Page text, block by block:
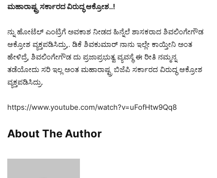
ಮಹಾರಾಷ್ಟ್ರ ಸರ್ಕಾರದ ವಿರುದ್ಧ ಆಕ್ರೋಶ..!
ನ್ನು ಹೋಟೆಲ್ ಎಂಟ್ರಿಗೆ ಅವಕಾಶ ನೀಡದ ಹಿನ್ನೆಲೆ ಶಾಸಕರಾದ ಶಿವಲಿಂಗೇಗೌಡ
ಆಕ್ರೋಶ ವ್ಯಕ್ತಪಡಿಸಿದ್ರು,. ಡಿಕೆ ಶಿವಕುಮಾರ್ ನಾನು ಇಲ್ಲೇ ಕಾಯ್ತೀನಿ ಅಂತ
ಹೇಳಿದ್ರೆ, ಶಿವಲಿಂಗೇಗೌಡ ದು ಪ್ರಜಾಪ್ರಭುತ್ವ ವ್ಯವಸ್ಥೆ ಈ ರೀತಿ ನಮ್ಮನ್ನ
ತಡೆಯೋದು ಸರಿ ಇಲ್ಲ ಅಂತ ಮಹಾರಾಷ್ಟ್ರ ಬಿಜೆಪಿ ಸರ್ಕಾರದ ವಿರುದ್ಧ ಆಕ್ರೋಶ
ವ್ಯಕ್ತಪಡಿಸಿದ್ರು.
https://www.youtube.com/watch?v=uFofHtw9Qq8
About The Author